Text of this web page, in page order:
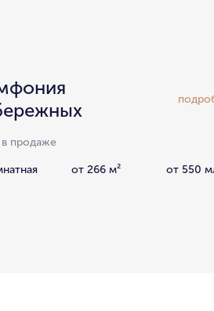
в продаже
от 266 м² от 550